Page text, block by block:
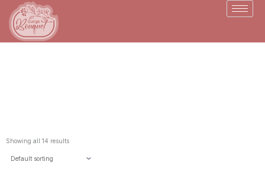
content
Showing all 14 results